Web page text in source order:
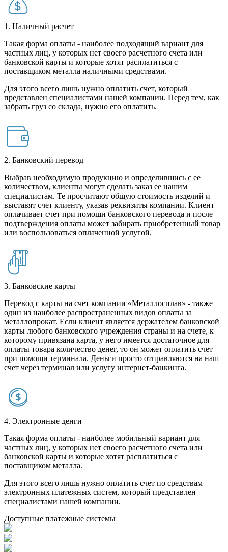
1. Наличный расчет
Такая форма оплаты - наиболее подходящий вариант для
частных лиц, у которых нет своего расчетного счета или
банковской карты и которые хотят расплатиться с
поставщиком металла наличными средствами.
Для этого всего лишь нужно оплатить счет, который
представлен специалистами нашей компании. Перед тем, как
забрать груз со склада, нужно его оплатить.
2. Банковский перевод
Выбрав необходимую продукцию и определившись с ее
количеством, клиенты могут сделать заказ ее нашим
специалистам. Те просчитают общую стоимость изделий и
выставят счет клиенту, указав реквизиты компании. Клиент
оплачивает счет при помощи банковского перевода и после
подтверждения оплаты может забирать приобретенный товар
или воспользоваться оплаченной услугой.
3. Банковские карты
Перевод с карты на счет компании «Металлосплав» - также
один из наиболее распространенных видов оплаты за
металлопрокат. Если клиент является держателем банковской
карты любого банковского учреждения страны и на счете, к
которому привязана карта, у него имеется достаточное для
оплаты товара количество денег, то он может оплатить счет
при помощи терминала. Деньги просто отправляются на наш
счет через терминал или услугу интернет-банкинга.
4. Электронные денги
Такая форма оплаты - наиболее мобильный вариант для
частных лиц, у которых нет своего расчетного счета или
банковской карты и которые хотят расплатиться с
поставщиком металла.
Для этого всего лишь нужно оплатить счет по средствам
электронных платежных систем, который представлен
специалистами нашей компании.
Доступные платежные системы